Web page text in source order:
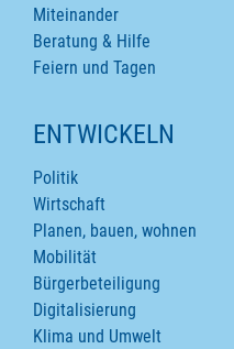
Miteinander
Beratung & Hilfe
Feiern und Tagen
ENTWICKELN
Politik
Wirtschaft
Planen, bauen, wohnen
Mobilität
Bürgerbeteiligung
Digitalisierung
Klima und Umwelt